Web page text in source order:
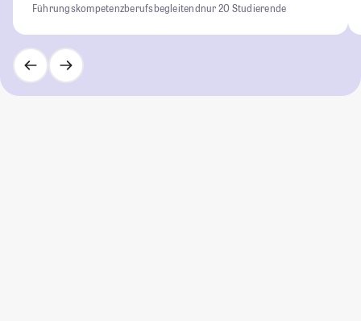
Führungskompetenzberufsbegleitendnur 20 Studierende